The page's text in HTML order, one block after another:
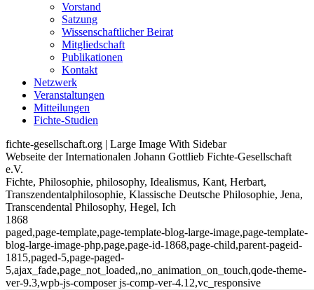
Vorstand
Satzung
Wissenschaftlicher Beirat
Mitgliedschaft
Publikationen
Kontakt
Netzwerk
Veranstaltungen
Mitteilungen
Fichte-Studien
fichte-gesellschaft.org | Large Image With Sidebar
Webseite der Internationalen Johann Gottlieb Fichte-Gesellschaft
e.V.
Fichte, Philosophie, philosophy, Idealismus, Kant, Herbart,
Transzendentalphilosophie, Klassische Deutsche Philosophie, Jena,
Transcendental Philosophy, Hegel, Ich
1868
paged,page-template,page-template-blog-large-image,page-template-
blog-large-image-php,page,page-id-1868,page-child,parent-pageid-
1815,paged-5,page-paged-
5,ajax_fade,page_not_loaded,,no_animation_on_touch,qode-theme-
ver-9.3,wpb-js-composer js-comp-ver-4.12,vc_responsive